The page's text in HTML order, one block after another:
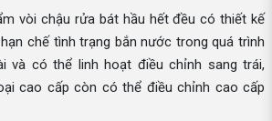
vòi chậu rửa bát hầu hết đều có thiết kế
chế tình trạng bắn nước trong quá trình
và có thể linh hoạt điều chỉnh sang trái,
cao cấp còn có thể điều chỉnh cao cấp